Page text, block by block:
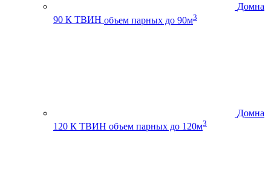
Домна
90 К ТВИН объем парных до 90м3
Домна
120 К ТВИН объем парных до 120м3